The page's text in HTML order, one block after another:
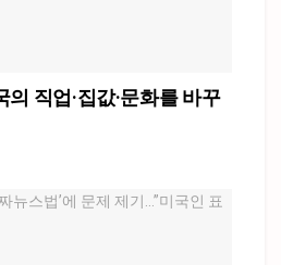
직업·집값·문화를 바꾸